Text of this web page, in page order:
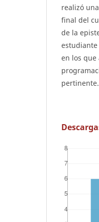
realizó
final del
de la
estudiante
en los
pertinente.